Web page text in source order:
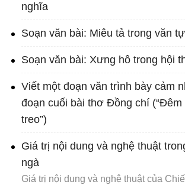
nghĩa
Soạn văn bài: Miêu tả trong văn
Soạn văn bài: Xưng hô trong hội
Viết một đoạn văn trình bày cảm
đoạn cuối bài thơ Đồng chí (“Đêm
treo”)
Giá trị nội dung và nghệ thuật
ngà
Giá trị nội dung và nghệ thuật của